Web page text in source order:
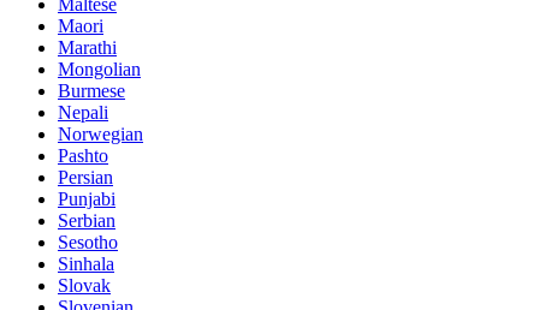
Maori
Marathi
Mongolian
Burmese
Nepali
Norwegian
Pashto
Persian
Punjabi
Serbian
Sesotho
Sinhala
Slovak